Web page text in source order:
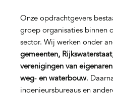
Onze opdrachtgevers
groep organisaties binnen
sector. Wij werken onder
gemeenten,
verenigingen van eigenaren
weg‑ en waterbouw.
ingenieursbureaus en